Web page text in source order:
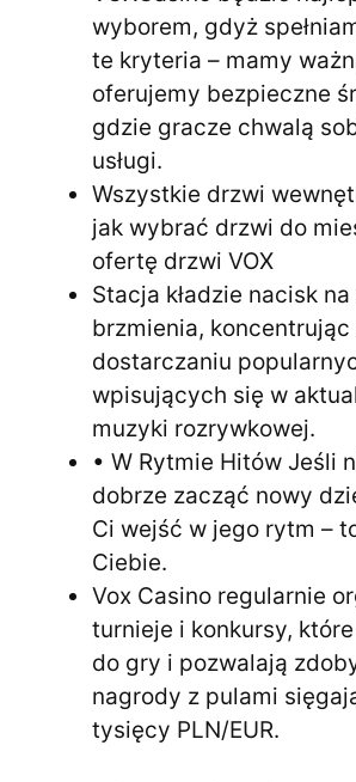
wyborem, gdyż
te kryteria – mamy
oferujemy bezpieczne
gdzie gracze chwalą
usługi.
Wszystkie drzwi
jak wybrać drzwi do
ofertę drzwi VOX
Stacja kładzie nacisk
brzmienia, koncentrując
dostarczaniu
wpisujących się w
muzyki rozrywkowej.
• W Rytmie Hitów Jeśli
dobrze zacząć nowy
Ci wejść w jego rytm –
Ciebie.
Vox Casino regularnie
turnieje i konkursy,
do gry i pozwalają
nagrody z pulami
tysięcy PLN/EUR.